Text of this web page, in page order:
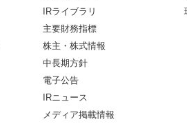
IRライブラリ
主要財務指標
株主・株式情報
中長期方針
電子公告
IRニュース
メディア掲載情報